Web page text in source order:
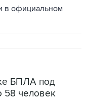
в официальном
БПЛА под
58 человек